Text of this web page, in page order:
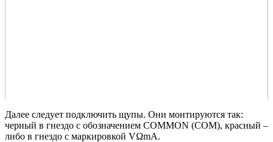
Далее следует подключить щупы. Они монтируются так:
черный в гнездо с обозначением COMMON (COM), красный –
либо в гнездо с маркировкой VΩmA.